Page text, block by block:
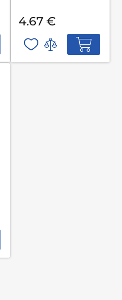
4.67 €